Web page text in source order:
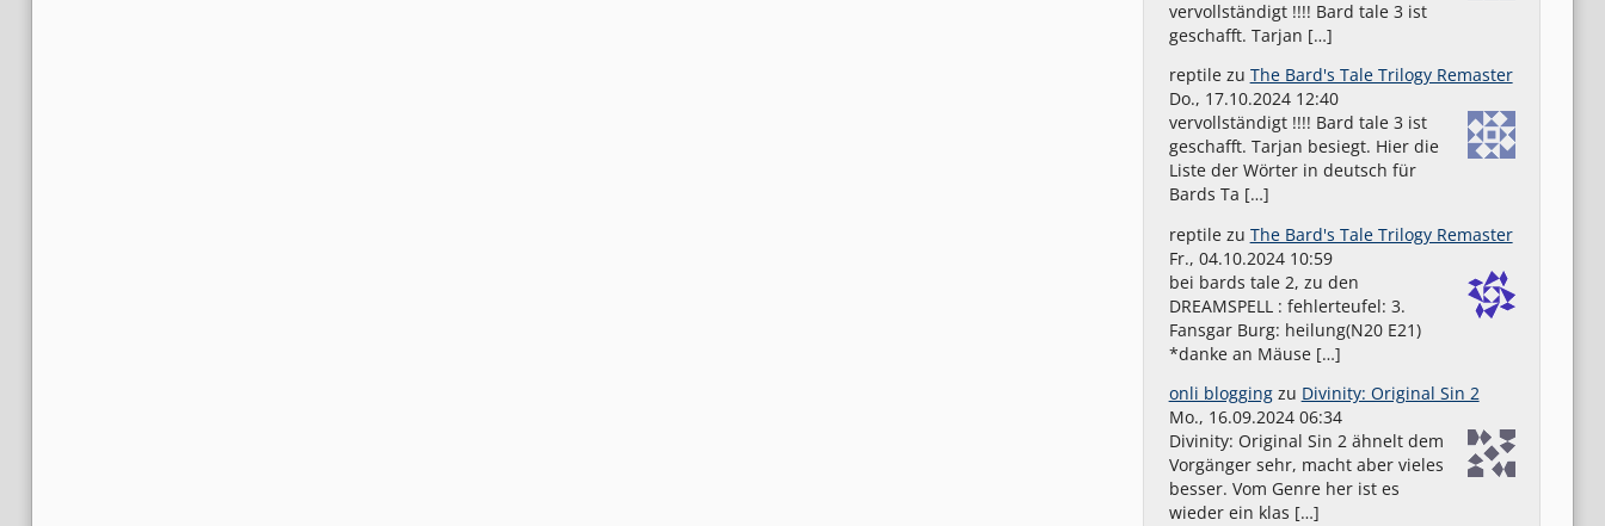
vervollständigt !!!! Bard tale 3 ist
geschafft. Tarjan […]
reptilezu The Bard's Tale Trilogy Remaster
Do., 17.10.2024 12:40
vervollständigt !!!! Bard tale 3 ist
geschafft. Tarjan besiegt. Hier die
Liste der Wörter in deutsch für
Bards Ta […]
reptilezu The Bard's Tale Trilogy Remaster
Fr., 04.10.2024 10:59
bei bards tale 2, zu den
DREAMSPELL : fehlerteufel: 3.
Fansgar Burg: heilung(N20 E21)
*danke an Mäuse […]
onli bloggingzu Divinity: Original Sin 2
Mo., 16.09.2024 06:34
Divinity: Original Sin 2 ähnelt dem
Vorgänger sehr, macht aber vieles
besser. Vom Genre her ist es
wieder ein klas […]